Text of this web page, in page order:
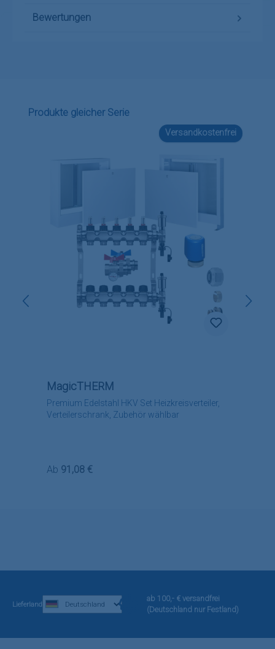
Bewertungen
Produktgalerie überspringen
Produkte gleicher Serie
Versandkostenfrei
Premium Edelstahl HKV Set Heizkreisverteiler,
Verteilerschrank, Zubehör wählbar
MagicTHERM
Regulärer Preis:
Ab 91,08 €
Lieferland
ab 100,- € versandfrei
(Deutschland nur Festland)